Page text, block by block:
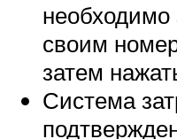
необходимо
своим
затем
Система